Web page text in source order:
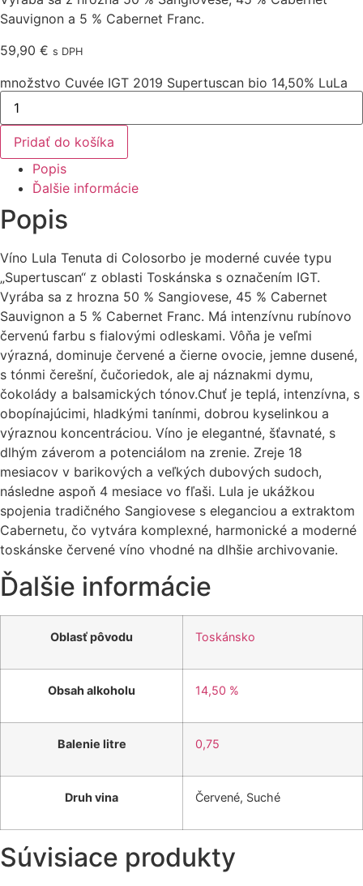
Sauvignon a 5 % Cabernet Franc.
59,90 € s DPH
množstvo Cuvée IGT 2019 Supertuscan bio 14,50% LuLa
Pridať do košíka
Popis
Ďalšie informácie
Popis
Víno Lula Tenuta di Colosorbo je moderné cuvée typu
„Supertuscan“ z oblasti Toskánska s označením IGT.
Vyrába sa z hrozna 50 % Sangiovese, 45 % Cabernet
Sauvignon a 5 % Cabernet Franc. Má intenzívnu rubínovo
červenú farbu s fialovými odleskami. Vôňa je veľmi
výrazná, dominuje červené a čierne ovocie, jemne dusené,
s tónmi čerešní, čučoriedok, ale aj náznakmi dymu,
čokolády a balsamických tónov.Chuť je teplá, intenzívna, s
obopínajúcimi, hladkými tanínmi, dobrou kyselinkou a
výraznou koncentráciou. Víno je elegantné, šťavnaté, s
dlhým záverom a potenciálom na zrenie. Zreje 18
mesiacov v barikových a veľkých dubových sudoch,
následne aspoň 4 mesiace vo fľaši. Lula je ukážkou
spojenia tradičného Sangiovese s eleganciou a extraktom
Cabernetu, čo vytvára komplexné, harmonické a moderné
toskánske červené víno vhodné na dlhšie archivovanie.
Ďalšie informácie
Oblasť pôvodu Toskánsko
Obsah alkoholu 14,50 %
Balenie litre 0,75
Druh vina Červené, Suché
Súvisiace produkty